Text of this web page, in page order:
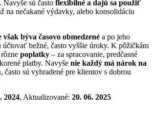
Navyše sú často flexibilné a dajú sa použiť
na nečakané výdavky, alebo konsolidáciu
býva časovo obmedzené a po jeho
účtovať bežné, často vyššie úroky. K pôžičkám
poplatky – za spracovanie, predčasné
platby. Navyše nie každý má nárok na
, často sú vyhradené pre klientov s dobrou
2024, Aktualizované: 20. 06. 2025